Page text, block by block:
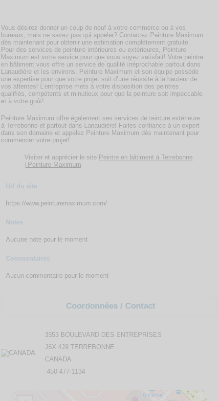
Vous désirez donner un coup de neuf à votre commerce ou à vos
bureaux, mais ne savez pas qui appeler? Contactez Peinture Maximum
dès maintenant pour obtenir une estimation complètement gratuite.
Pour des services de peinture intérieures ou extérieures, Peinture
Maximum est votre service pour que vous soyez satisfait! Votre peintre
en bâtiment vous offre un service de qualité irréprochable partout dans
Lanaudière et les environs. Peinture Maximum et son équipe possède
une expertise pour que votre projet soit d’une réussite à la hauteur de
vos attentes! L’entreprise mets à votre disposition des peintres
qualifiés, compétents et minutieux pour que la peinture soit impeccable
et à votre goût!
Peinture Maximum offre également ses services de teinture extérieure
à Terrebonne et partout dans Lanaudière! Faites confiance à un expert
dans son domaine et appelez Peinture Maximum dès maintenant pour
commencer votre projet!
Visiter et apprécier le site Peintre en bâtiment à Terrebonne
| Peinture Maximum
Url du site
https://www.peinturemaximum.com/
Notes
Aucune note pour le moment
Commentaires
Aucun commentaire pour le moment
Coordonnées / Contact
3553 BOULEVARD DES ENTREPRISES
J6X 4J9 TERREBONNE
CANADA
450-477-1134